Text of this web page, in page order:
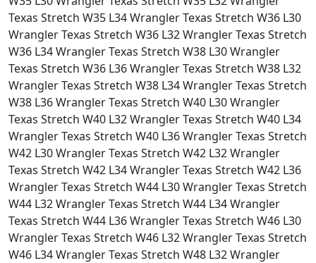
Texas Stretch W35 L34 Wrangler Texas Stretch W36 L30
Wrangler Texas Stretch W36 L32 Wrangler Texas Stretch
W36 L34 Wrangler Texas Stretch W38 L30 Wrangler
Texas Stretch W36 L36 Wrangler Texas Stretch W38 L32
Wrangler Texas Stretch W38 L34 Wrangler Texas Stretch
W38 L36 Wrangler Texas Stretch W40 L30 Wrangler
Texas Stretch W40 L32 Wrangler Texas Stretch W40 L34
Wrangler Texas Stretch W40 L36 Wrangler Texas Stretch
W42 L30 Wrangler Texas Stretch W42 L32 Wrangler
Texas Stretch W42 L34 Wrangler Texas Stretch W42 L36
Wrangler Texas Stretch W44 L30 Wrangler Texas Stretch
W44 L32 Wrangler Texas Stretch W44 L34 Wrangler
Texas Stretch W44 L36 Wrangler Texas Stretch W46 L30
Wrangler Texas Stretch W46 L32 Wrangler Texas Stretch
W46 L34 Wrangler Texas Stretch W48 L32 Wrangler